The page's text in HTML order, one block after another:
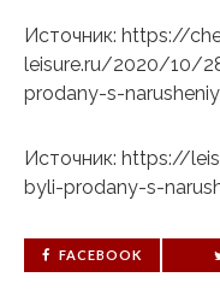
Источник: https://
leisure.ru/2020/10/
prodany-s-
Источник: https://
byli-prodany-s-
FACEBOOK